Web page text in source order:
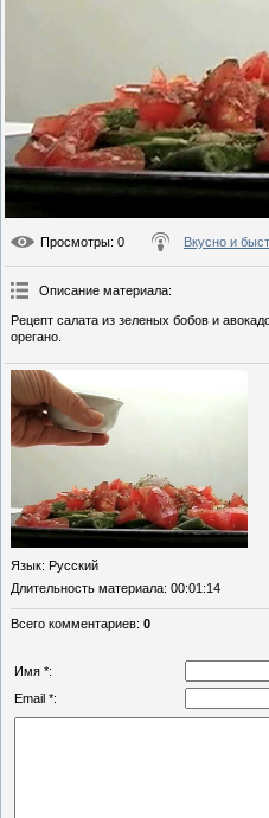
Просмотры: 0 Вкусно и
Описание материала:
Рецепт салата из зеленых бобов и
орегано.
Язык: Русский
Длительность материала: 00:01:14
Всего комментариев: 0
Имя *:
Email *: